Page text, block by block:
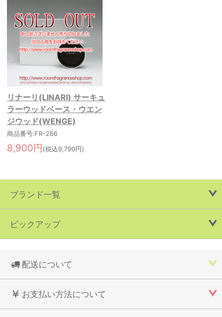
リナーリ(LINARI) サーキュ
ラーウッドベース・ウエン
ジウッド(WENGE)
商品番号:FR-266
8,900円 (税込9,790円)
ブランド一覧
ピックアップ
配送について
お支払い方法について